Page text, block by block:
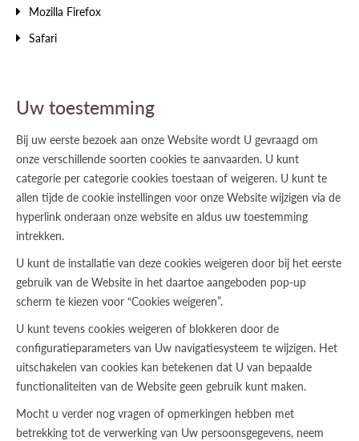
Mozilla Firefox
Safari
Uw toestemming
Bij uw eerste bezoek aan onze Website wordt U gevraagd om
onze verschillende soorten cookies te aanvaarden. U kunt
categorie per categorie cookies toestaan of weigeren. U kunt te
allen tijde de cookie instellingen voor onze Website wijzigen via de
hyperlink onderaan onze website en aldus uw toestemming
intrekken.
U kunt de installatie van deze cookies weigeren door bij het eerste
gebruik van de Website in het daartoe aangeboden pop-up
scherm te kiezen voor “Cookies weigeren”.
U kunt tevens cookies weigeren of blokkeren door de
configuratieparameters van Uw navigatiesysteem te wijzigen. Het
uitschakelen van cookies kan betekenen dat U van bepaalde
functionaliteiten van de Website geen gebruik kunt maken.
Mocht u verder nog vragen of opmerkingen hebben met
betrekking tot de verwerking van Uw persoonsgegevens, neem